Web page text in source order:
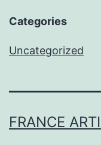
Categories
Uncategorized
FRANCE